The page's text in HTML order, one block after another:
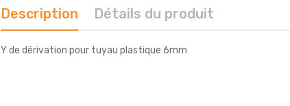
Description Détails du produit
Y de dérivation pour tuyau plastique 6mm